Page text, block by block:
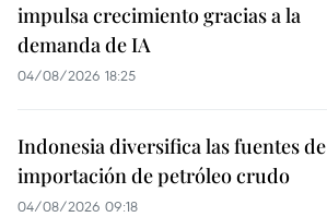
impulsa crecimiento gracias a la
demanda de IA
04/08/2026 18:25
Indonesia diversifica las fuentes de
importación de petróleo crudo
04/08/2026 09:18